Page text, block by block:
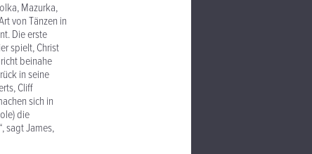
Mazurka,
von Tänzen in
Die erste
spielt, Christ
beinahe
in seine
Cliff
sich in
die
sagt James,